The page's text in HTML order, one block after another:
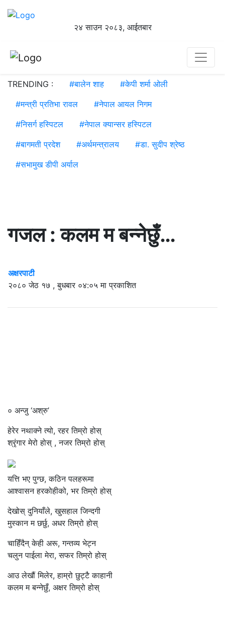
२४ साउन २०८३, आईतबार
TRENDING : #बालेन शाह #केपी शर्मा ओली
#मन्त्री प्रतिभा रावल #नेपाल आयल निगम
#निसर्ग हस्पिटल #नेपाल क्यान्सर हस्पिटल
#बागमती प्रदेश #अर्थमन्त्रालय #डा. सुदीप श्रेष्ठ
#सभामुख डीपी अर्याल
गजल : कलम म बन्नेछुँ…
अक्षरपाटी
२०८० जेठ १७ , बुधबार ०४:०५ मा प्रकाशित
० अन्जु ‘अश्रु’
हेरेर नथाक्ने त्यो, रहर तिम्रो होस्
श्रृंगार मेरो होस् , नजर तिम्रो होस्
यत्ति भए पुग्छ, कठिन पलहरूमा
आश्वासन हरकोहीको, भर तिम्रो होस्
देखोस् दुनियाँले, खुसहाल जिन्दगी
मुस्कान म छर्छु‌, अधर तिम्रो होस्
चाहिँदैन् केही अरू, गन्तव्य भेट्न
चलुन पाईला मेरा, सफर तिम्रो होस्
आउ लेखौं मिलेर, हाम्रो छुट्टै काहानी
कलम म बन्नेछुँ, अक्षर तिम्रो होस्